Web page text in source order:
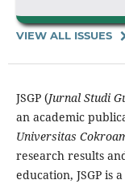
VIEW ALL ISSUES
JSGP (Jurnal Studi
an academic
Universitas
research results
education, JSGP is